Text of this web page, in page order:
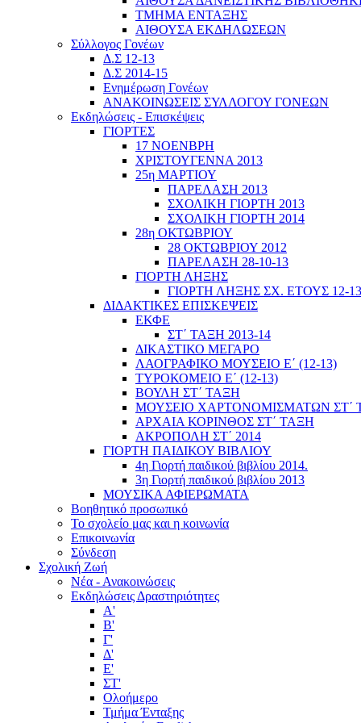
ΤΜΗΜΑ ΕΝΤΑΞΗΣ
ΑΙΘΟΥΣΑ ΕΚΔΗΛΩΣΕΩΝ
Σύλλογος Γονέων
Δ.Σ 12-13
Δ.Σ 2014-15
Ενημέρωση Γονέων
ΑΝΑΚΟΙΝΩΣΕΙΣ ΣΥΛΛΟΓΟΥ ΓΟΝΕΩΝ
Εκδηλώσεις - Επισκέψεις
ΓΙΟΡΤΕΣ
17 ΝΟΕΝΒΡΗ
ΧΡΙΣΤΟΥΓΕΝΝΑ 2013
25η ΜΑΡΤΙΟΥ
ΠΑΡΕΛΑΣΗ 2013
ΣΧΟΛΙΚΗ ΓΙΟΡΤΗ 2013
ΣΧΟΛΙΚΗ ΓΙΟΡΤΗ 2014
28η ΟΚΤΩΒΡΙΟΥ
28 ΟΚΤΩΒΡΙΟΥ 2012
ΠΑΡΕΛΑΣΗ 28-10-13
ΓΙΟΡΤΗ ΛΗΞΗΣ
ΓΙΟΡΤΗ ΛΗΞΗΣ ΣΧ. ΕΤΟΥΣ 12-13
ΔΙΔΑΚΤΙΚΕΣ ΕΠΙΣΚΕΨΕΙΣ
ΕΚΦΕ
ΣΤ΄ ΤΑΞΗ 2013-14
ΔΙΚΑΣΤΙΚΟ ΜΕΓΑΡΟ
ΛΑΟΓΡΑΦΙΚΟ ΜΟΥΣΕΙΟ Ε΄ (12-13)
ΤΥΡΟΚΟΜΕΙΟ Ε΄ (12-13)
ΒΟΥΛΗ ΣΤ΄ ΤΑΞΗ
ΜΟΥΣΕΙΟ ΧΑΡΤΟΝΟΜΙΣΜΑΤΩΝ ΣΤ΄
ΑΡΧΑΙΑ ΚΟΡΙΝΘΟΣ ΣΤ΄ ΤΑΞΗ
ΑΚΡΟΠΟΛΗ ΣΤ΄ 2014
ΓΙΟΡΤΗ ΠΑΙΔΙΚΟΥ ΒΙΒΛΙΟΥ
4η Γιορτή παιδικού βιβλίου 2014.
3η Γιορτή παιδικού βιβλίου 2013
ΜΟΥΣΙΚΑ ΑΦΙΕΡΩΜΑΤΑ
Βοηθητικό προσωπικό
Το σχολείο μας και η κοινωνία
Επικοινωνία
Σύνδεση
Σχολική Ζωή
Νέα - Ανακοινώσεις
Εκδηλώσεις Δραστηριότητες
Α'
Β'
Γ'
Δ'
Ε'
ΣΤ'
Ολοήμερο
Τμήμα Ένταξης